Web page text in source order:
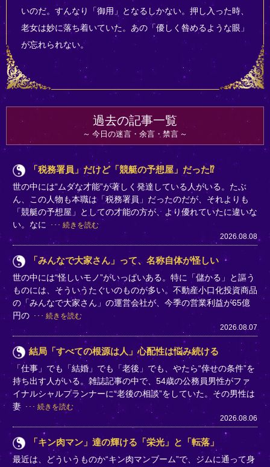
いのだ。すんなり「御用」となるしかない。押し入った時、
老女は妙に落ち着いていた。あの「優しく咎めるような眼」
が忘れられない。
過去の記事一覧
今日の迷言・余言・禁言
「税務署員」だけど「競艇の予想屋」だった⁉
世の中には“ムダな才能”が著しく発達している人がいる。たぶ
ん、この人物も本職は「税務署員」だったのだが、それよりも
「競艇の予想屋」としての才能の方が、より優れていたに違いな
い。なに
続きを読む
2026.08.08
「みんなで大家さん」って、名称自体が怪しい
世の中には“怪しいモノ”がいっぱいある。特に「儲かる」と謳う
ものには、そういうたぐいのものが多い。不動産小口化投資商品
の「みんなで大家さん」の運営会社が、今季の営業利益が65億
円の
続きを読む
2026.08.07
結局「すべての根源は人」心配性は悩み続ける
「仕事」でも「結婚」でも「老後」でも、やたら“倖せの条件”を
持ち出す人がいる。雑誌記事の中で、54歳の公務員男性がファ
イナルシャルプランナーに“老後の相談”をしていた。その男性は
妻
続きを読む
2026.08.06
「キン肉マン」達の輝ける「栄光」と「転落」
最近は、どういうものか“キン肉マンブーム”で、ジムに通って身